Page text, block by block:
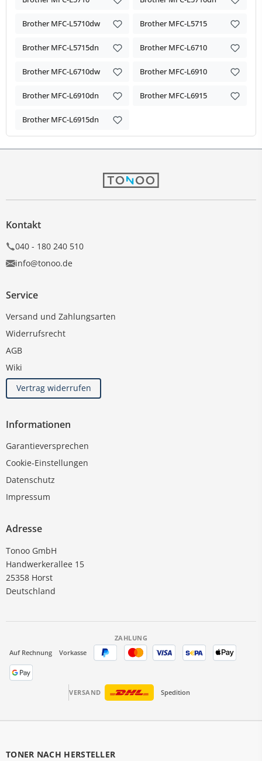
Brother MFC-L5710dw Brother MFC-L5715
Brother MFC-L5715dn Brother MFC-L6710
Brother MFC-L6710dw Brother MFC-L6910
Brother MFC-L6910dn Brother MFC-L6915
Brother MFC-L6915dn
Kontakt
040 - 180 240 510
info@tonoo.de
Service
Versand und Zahlungsarten
Widerrufsrecht
AGB
Wiki
Vertrag widerrufen
Informationen
Garantieversprechen
Cookie-Einstellungen
Datenschutz
Impressum
Adresse
Tonoo GmbH
Handwerkerallee 15
25358 Horst
Deutschland
ZAHLUNG
Auf Rechnung
Vorkasse
VERSAND Spedition
TONER NACH HERSTELLER